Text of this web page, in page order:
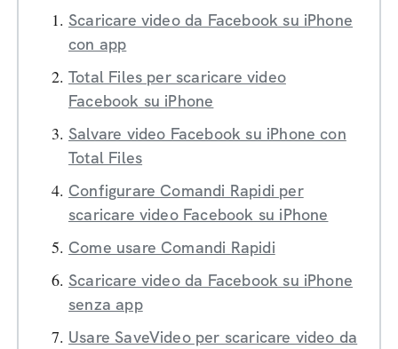
Scaricare video da Facebook su iPhone
con app
Total Files per scaricare video
Facebook su iPhone
Salvare video Facebook su iPhone con
Total Files
Configurare Comandi Rapidi per
scaricare video Facebook su iPhone
Come usare Comandi Rapidi
Scaricare video da Facebook su iPhone
senza app
Usare SaveVideo per scaricare video da